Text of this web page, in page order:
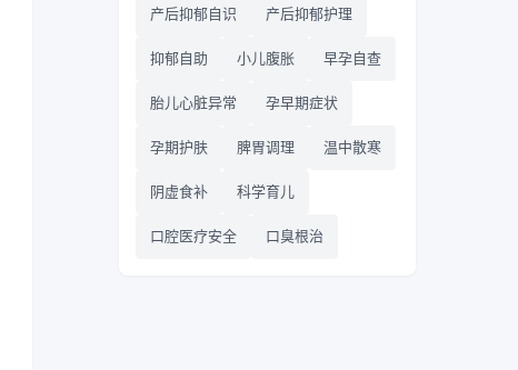
产后抑郁自识 产后抑郁护理
抑郁自助 小儿腹胀 早孕自查
胎儿心脏异常 孕早期症状
孕期护肤 脾胃调理 温中散寒
阴虚食补 科学育儿
口腔医疗安全 口臭根治